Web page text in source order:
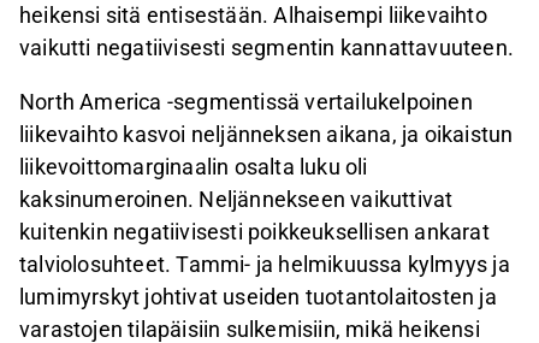
heikensi sitä entisestään. Alhaisempi liikevaihto
vaikutti negatiivisesti segmentin kannattavuuteen.
North America -segmentissä vertailukelpoinen
liikevaihto kasvoi neljänneksen aikana, ja oikaistun
liikevoittomarginaalin osalta luku oli
kaksinumeroinen. Neljännekseen vaikuttivat
kuitenkin negatiivisesti poikkeuksellisen ankarat
talviolosuhteet. Tammi- ja helmikuussa kylmyys ja
lumimyrskyt johtivat useiden tuotantolaitosten ja
varastojen tilapäisiin sulkemisiin, mikä heikensi